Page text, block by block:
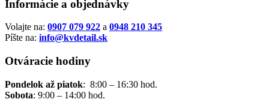
Informácie a objednávky
Volajte na: 0907 079 922 a 0948 210 345
Píšte na: info@kvdetail.sk
Otváracie hodiny
Pondelok až piatok: 8:00 – 16:30 hod.
Sobota: 9:00 – 14:00 hod.